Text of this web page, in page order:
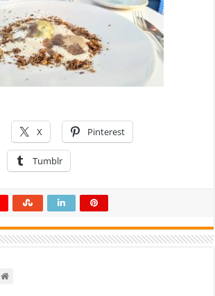
X Pinterest
Tumblr